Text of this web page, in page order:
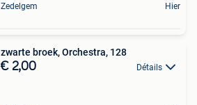
Zedelgem Hier
zwarte broek, Orchestra, 128
€ 2,00 Détails